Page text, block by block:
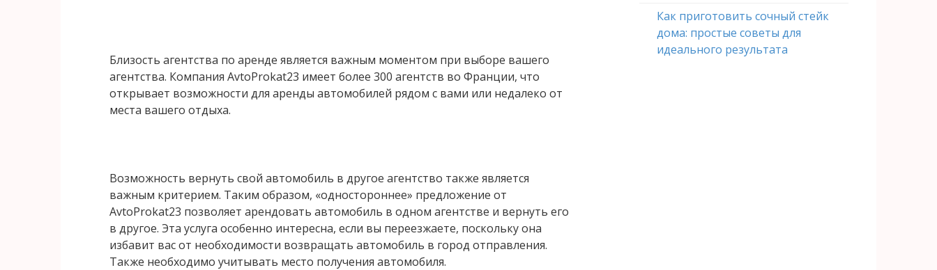
Близость агентства по аренде является важным моментом при выборе вашего
агентства. Компания AvtoProkat23 имеет более 300 агентств во Франции, что
открывает возможности для аренды автомобилей рядом с вами или недалеко от
места вашего отдыха.
Возможность вернуть свой автомобиль в другое агентство также является
важным критерием. Таким образом, «одностороннее» предложение от
AvtoProkat23 позволяет арендовать автомобиль в одном агентстве и вернуть его
в другое. Эта услуга особенно интересна, если вы переезжаете, поскольку она
избавит вас от необходимости возвращать автомобиль в город отправления.
Также необходимо учитывать место получения автомобиля.
Как приготовить сочный стейк
дома: простые советы для
идеального результата